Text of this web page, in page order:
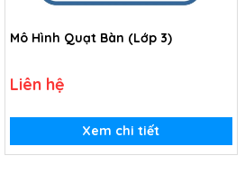
Mô Hình Quạt Bàn (Lớp 3)
Liên hệ
Xem chi tiết